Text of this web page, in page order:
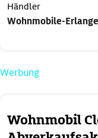
Wohnmobil
Händler
Wohnmobile-
Werbung